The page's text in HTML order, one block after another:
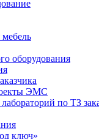
оборудования
ЭМС
по ТЗ
ключ»